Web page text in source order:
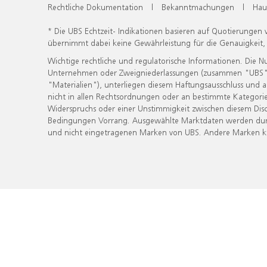
Rechtliche Dokumentation | Bekanntmachungen |
* Die UBS Echtzeit- Indikationen basieren auf
übernimmt dabei keine Gewährleistung für die
Wichtige rechtliche und regulatorische Informationen. Die
Unternehmen oder Zweigniederlassungen (zusammen
"Materialien"), unterliegen diesem Haftungsausschluss
nicht in allen Rechtsordnungen oder an bestimmte
Widerspruchs oder einer Unstimmigkeit zwischen diesem
Bedingungen Vorrang. Ausgewählte Marktdaten werden
und nicht eingetragenen Marken von UBS. Andere Marken